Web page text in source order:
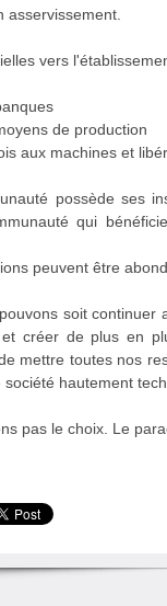
asservissement.
vers
de production
aux machines et
possède ses
qui
peuvent être
soit continuer
créer de plus en
mettre toutes nos
hautement
pas le choix. Le